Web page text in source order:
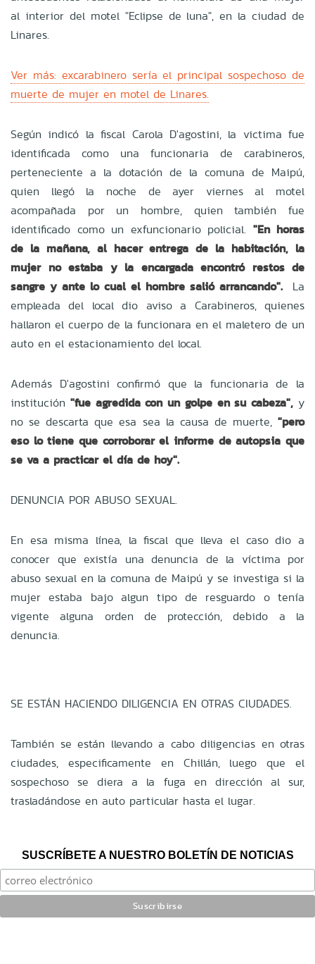
al interior del motel "Eclipse de luna", en la ciudad de
Linares.
Ver más: excarabinero sería el principal sospechoso de
muerte de mujer en motel de Linares.
Según indicó la fiscal Carola D'agostini, la victima fue
identificada como una funcionaria de carabineros,
perteneciente a la dotación de la comuna de Maipú,
quien llegó la noche de ayer viernes al motel
acompañada por un hombre, quien también fue
identificado como un exfuncionario policial. "En horas
de la mañana, al hacer entrega de la habitación, la
mujer no estaba y la encargada encontró restos de
sangre y ante lo cual el hombre salió arrancando". La
empleada del local dio aviso a Carabineros, quienes
hallaron el cuerpo de la funcionara en el maletero de un
auto en el estacionamiento del local.
Además D'agostini confirmó que la funcionaria de la
institución "fue agredida con un golpe en su cabeza", y
no se descarta que esa sea la causa de muerte, "pero
eso lo tiene que corroborar el informe de autopsia que
se va a practicar el día de hoy".
DENUNCIA POR ABUSO SEXUAL.
En esa misma línea, la fiscal que lleva el caso dio a
conocer que existía una denuncia de la víctima por
abuso sexual en la comuna de Maipú y se investiga si la
mujer estaba bajo algun tipo de resguardo o tenía
vigente alguna orden de protección, debido a la
denuncia.
SE ESTÁN HACIENDO DILIGENCIA EN OTRAS CIUDADES.
También se están llevando a cabo diligencias en otras
ciudades, especificamente en Chillán, luego que el
sospechoso se diera a la fuga en dirección al sur,
trasladándose en auto particular hasta el lugar.
SUSCRÍBETE A NUESTRO BOLETÍN DE NOTICIAS